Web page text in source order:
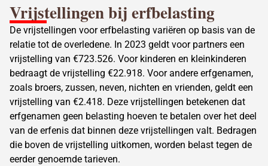
Vrijstellingen bij erfbelasting
De vrijstellingen voor erfbelasting variëren op basis van de
relatie tot de overledene. In 2023 geldt voor partners een
vrijstelling van €723.526. Voor kinderen en kleinkinderen
bedraagt de vrijstelling €22.918. Voor andere erfgenamen,
zoals broers, zussen, neven, nichten en vrienden, geldt een
vrijstelling van €2.418. Deze vrijstellingen betekenen dat
erfgenamen geen belasting hoeven te betalen over het deel
van de erfenis dat binnen deze vrijstellingen valt. Bedragen
die boven de vrijstelling uitkomen, worden belast tegen de
eerder genoemde tarieven.